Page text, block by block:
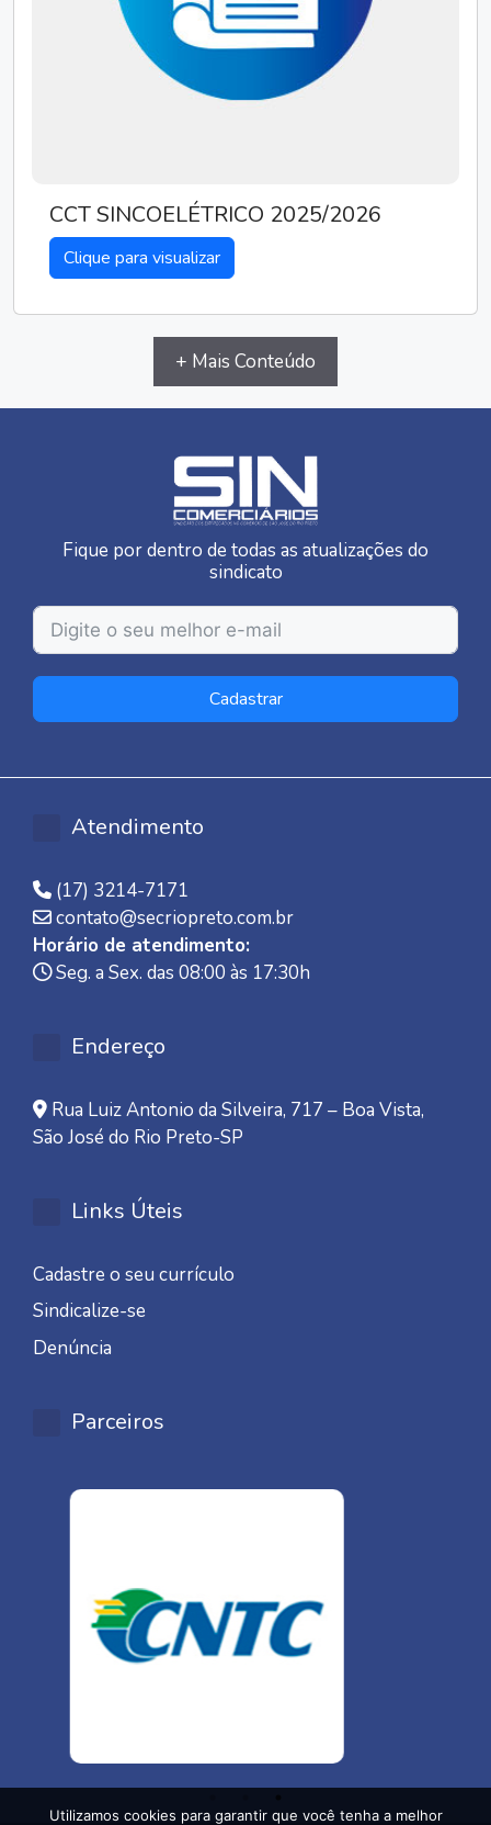
CCT SINCOELÉTRICO 2025/2026
Clique para visualizar
+ Mais Conteúdo
Fique por dentro de todas as atualizações do
sindicato
Cadastrar
Atendimento
(17) 3214-7171
contato@secriopreto.com.br
Horário de atendimento:
Seg. a Sex. das 08:00 às 17:30h
Endereço
Rua Luiz Antonio da Silveira, 717 – Boa Vista,
São José do Rio Preto-SP
Links Úteis
Cadastre o seu currículo
Sindicalize-se
Denúncia
Parceiros
Utilizamos cookies para garantir que você tenha a melhor